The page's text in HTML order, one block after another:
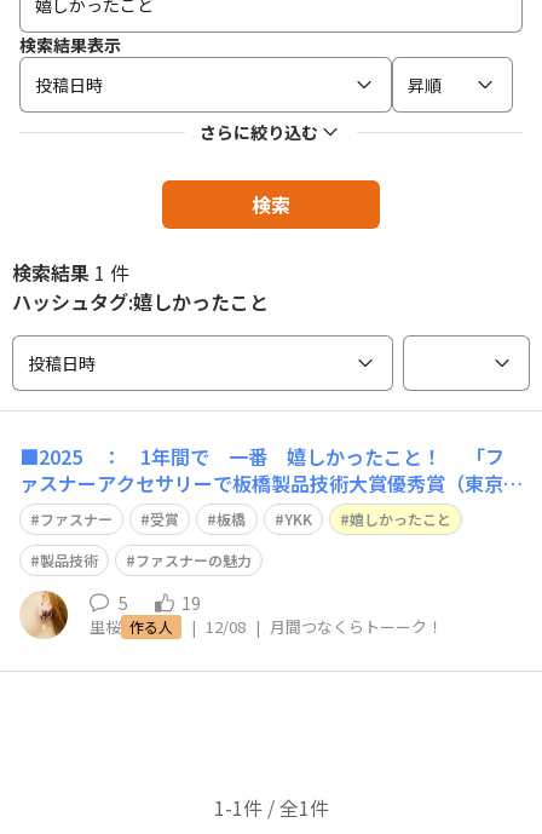
検索結果表示
投稿日時
昇順
さらに絞り込む
検索
検索結果 1 件
ハッシュタグ:嬉しかったこと
投稿日時
■2025 ： 1年間で 一番 嬉しかったこと！ 「フ
ァスナーアクセサリーで板橋製品技術大賞優秀賞（東京商
工会議所板橋支部賞）を受賞したこと！ ■一番のわくわ
くポイントは！？ ファスナーアクセサリーを製作してき
て、デザインで受賞したことはありましたが、製品技術と
して認められたことが本当に嬉し
ファスナー 受賞 板橋 YKK
嬉しかったこと
製品技術
ファスナーの魅力
5 19
里桜 作る人 | 12/08 | 月間つなくらトーーク！
1-1件 / 全1件